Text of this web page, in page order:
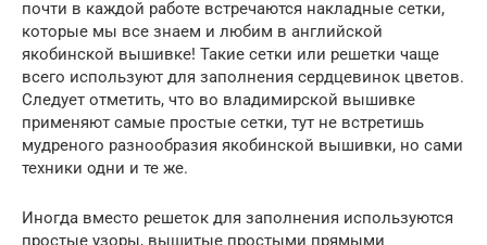
почти в каждой работе встречаются накладные сетки,
которые мы все знаем и любим в английской
якобинской вышивке! Такие сетки или решетки чаще
всего используют для заполнения сердцевинок цветов.
Следует отметить, что во владимирской вышивке
применяют самые простые сетки, тут не встретишь
мудреного разнообразия якобинской вышивки, но сами
техники одни и те же.
Иногда вместо решеток для заполнения используются
простые узоры, вышитые простыми прямыми